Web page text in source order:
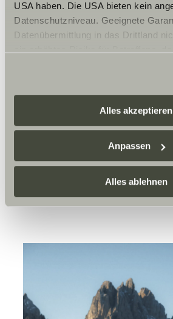
USA haben. Die USA bieten kein
Datenschutzniveau. Geeignete
Datenübermittlung in das Drittland
zustehen. Eingesetzte Dienstleister
eigene Zwecke verarbeiten und mit
zusammenführen. Weitere
Datenschutzerklärung
einzelne Cookies/Dienste in den
erteilen Sie uns Ihre Einwilligung zur
Daten zu den genannten Zwecken.
freiwillig, für den Besuch der
Alles akzeptieren
Anpassen
Alles ablehnen